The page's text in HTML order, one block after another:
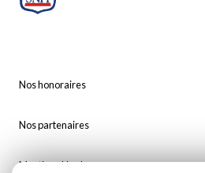
Nos honoraires
Nos partenaires
Mentions légales